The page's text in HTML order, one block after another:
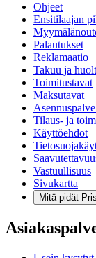
Ohjeet
Ensitilaajan
Palautukset
Reklamaatio
Takuu ja
Toimitustavat
Maksutavat
Tilaus- ja
Käyttöehdot
Vastuullisuus
Sivukartta
Mitä pidät